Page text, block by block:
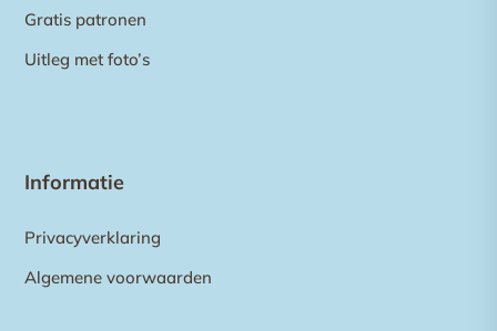
Gratis patronen
Uitleg met foto’s
Informatie
Privacyverklaring
Algemene voorwaarden